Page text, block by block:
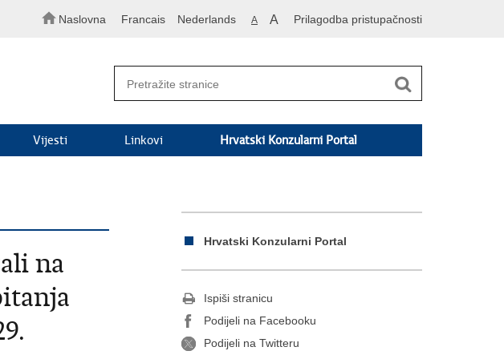
Naslovna Francais Nederlands A A Prilagodba pristupačnosti
Vijesti Linkovi Hrvatski Konzularni Portal
na
Hrvatski Konzularni Portal
Ispiši stranicu
Podijeli na Facebooku
Podijeli na Twitteru